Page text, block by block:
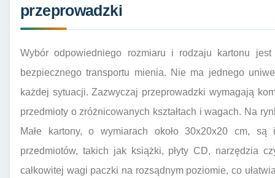
przeprowadzki
Wybór odpowiedniego rozmiaru i rodzaju kartonu
bezpiecznego transportu mienia. Nie ma jednego
każdej sytuacji. Zazwyczaj przeprowadzki wymagają
przedmioty o zróżnicowanych kształtach i wagach. Na
Małe kartony, o wymiarach około 30x20x20 cm,
przedmiotów, takich jak książki, płyty CD, narzędzia
całkowitej wagi paczki na rozsądnym poziomie, co